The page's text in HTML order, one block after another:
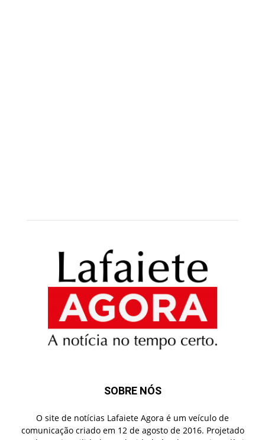
SOBRE NÓS
O site de notícias Lafaiete Agora é um veículo de
comunicação criado em 12 de agosto de 2016. Projetado